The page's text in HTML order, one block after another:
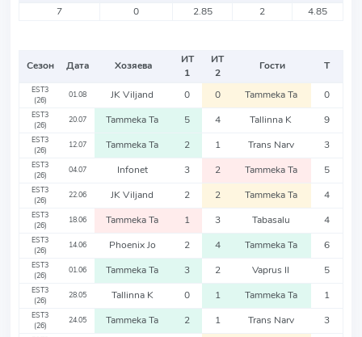
7
0 2.85 2 4.85
Сезон Дата Хозяева
ИТ
1
ИТ
2
Гости Т
EST3
(26)
01.08 JK Viljand 0 0 Tammeka Ta 0
EST3
(26)
20.07 Tammeka Ta 5 4 Tallinna K 9
EST3
(26)
12.07 Tammeka Ta 2 1 Trans Narv 3
EST3
(26)
04.07 Infonet 3 2 Tammeka Ta 5
EST3
(26)
22.06 JK Viljand 2 2 Tammeka Ta 4
EST3
(26)
18.06 Tammeka Ta 1 3 Tabasalu 4
EST3
(26)
14.06 Phoenix Jo 2 4 Tammeka Ta 6
EST3
(26)
01.06 Tammeka Ta 3 2 Vaprus II 5
EST3
(26)
28.05 Tallinna K 0 1 Tammeka Ta 1
EST3
(26)
24.05 Tammeka Ta 2 1 Trans Narv 3